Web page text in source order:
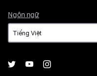
Ngôn ngữ
ngữ